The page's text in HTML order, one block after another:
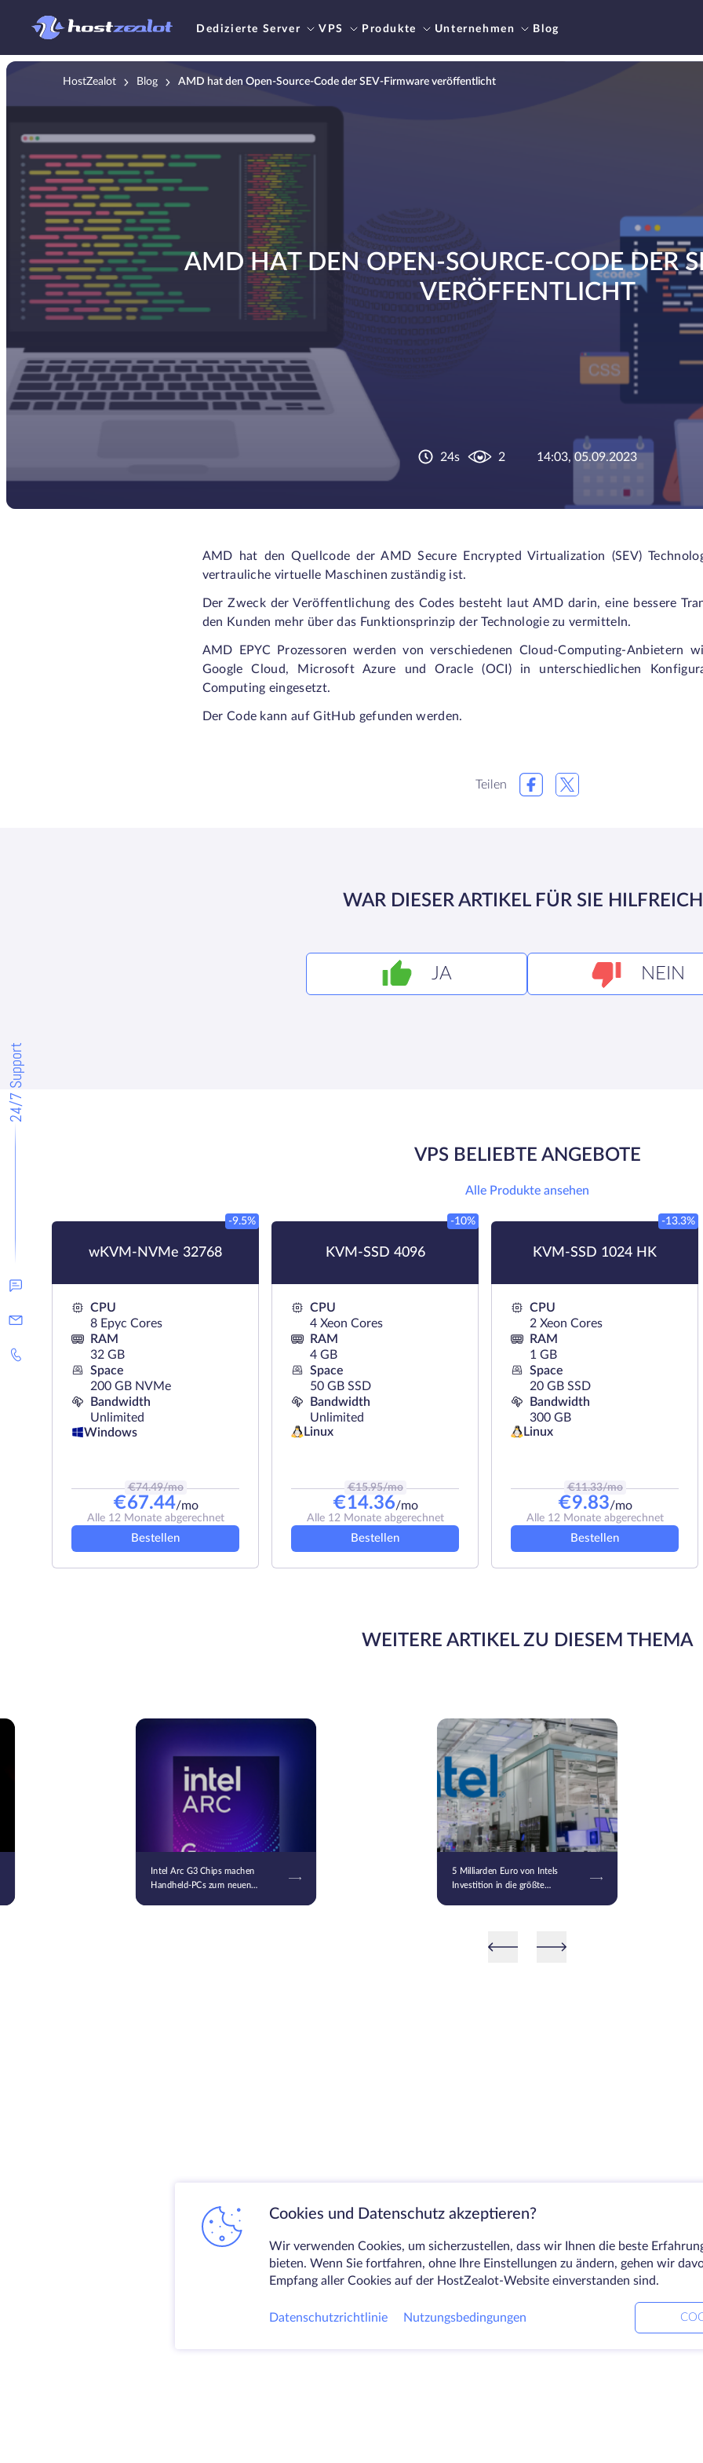
Dedizierte Server VPS Produkte Unternehmen Blog
24/7 Support
HostZealot Blog AMD hat den Open-Source-Code der SEV-Firmware veröffentlicht
AMD HAT DEN OPEN-SOURCE-CODE DER
VERÖFFENTLICHT
24s 2 14:03, 05.09.2023
AMD hat den Quellcode der AMD Secure Encrypted Virtualization (SEV)
vertrauliche virtuelle Maschinen zuständig ist.
Der Zweck der Veröffentlichung des Codes besteht laut AMD darin, eine bessere
den Kunden mehr über das Funktionsprinzip der Technologie zu vermitteln.
AMD EPYC Prozessoren werden von verschiedenen Cloud-Computing-Anbietern
Google Cloud, Microsoft Azure und Oracle (OCI) in unterschiedlichen
Computing eingesetzt.
Der Code kann auf GitHub gefunden werden.
Teilen
WAR DIESER ARTIKEL FÜR SIE
JA NEIN
VPS BELIEBTE ANGEBOTE
Alle Produkte ansehen
wKVM-NVMe 32768
-9.5%
CPU
8 Epyc Cores
RAM
32 GB
Space
200 GB NVMe
Bandwidth
Unlimited
Windows
€74.49/mo
€67.44/mo
Alle 12 Monate abgerechnet
Bestellen
KVM-SSD 4096
-10%
CPU
4 Xeon Cores
RAM
4 GB
Space
50 GB SSD
Bandwidth
Unlimited
Linux
€15.95/mo
€14.36/mo
Alle 12 Monate abgerechnet
Bestellen
KVM-SSD 1024 HK
-13.3%
CPU
2 Xeon Cores
RAM
1 GB
Space
20 GB SSD
Bandwidth
300 GB
Linux
€11.33/mo
€9.83/mo
Alle 12 Monate abgerechnet
Bestellen
WEITERE ARTIKEL ZU DIESEM THEMA
Intel Arc G3 Chips machen
Handheld-PCs zum neuen
5 Milliarden Euro von Intels
Investition in die größte
Cookies und Datenschutz akzeptieren?
Wir verwenden Cookies, um sicherzustellen, dass wir Ihnen die beste
bieten. Wenn Sie fortfahren, ohne Ihre Einstellungen zu ändern, gehen wir
Empfang aller Cookies auf der HostZealot-Website einverstanden sind.
Datenschutzrichtlinie Nutzungsbedingungen